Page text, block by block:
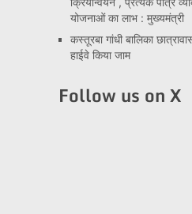
योजनाओं का लाभ : मुख्यमंत्री
कस्तूरबा गांधी बालिका
हाईवे किया जाम
Follow us on X